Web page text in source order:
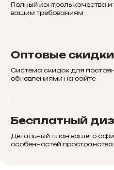
Полный контроль качества и
вашим требованиям
Оптовые
Система скидок для
обновлениями на сайте
Бесплатный
Детальный план вашего
особенностей пространства